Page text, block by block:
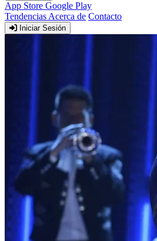
App Store Google Play
Tendencias Acerca de Contacto
Iniciar Sesión